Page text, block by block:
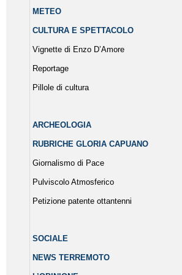
METEO
CULTURA E SPETTACOLO
Vignette di Enzo D’Amore
Reportage
Pillole di cultura
ARCHEOLOGIA
RUBRICHE GLORIA CAPUANO
Giornalismo di Pace
Pulviscolo Atmosferico
Petizione patente ottantenni
SOCIALE
NEWS TERREMOTO